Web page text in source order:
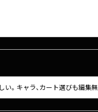
。キャラ、カート選びも編集